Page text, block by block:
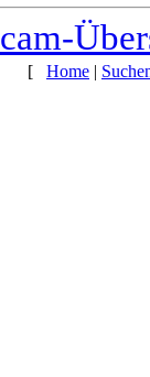
[ Home |